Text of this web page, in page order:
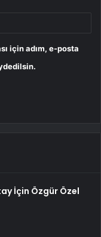
için adım, e-posta
İçin Özgür Özel